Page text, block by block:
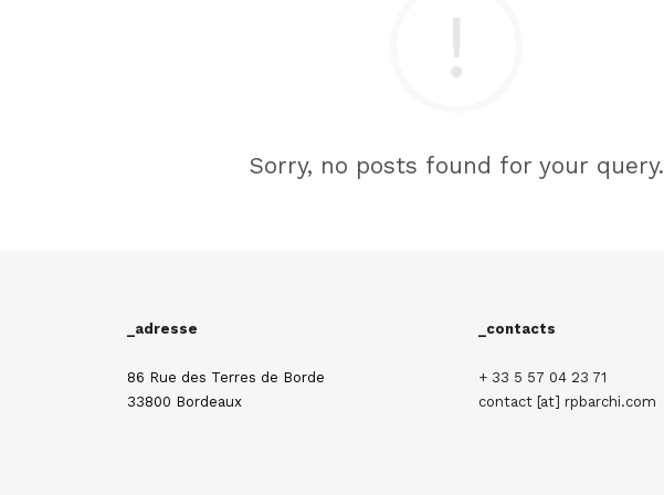
Sorry, no posts found for your query.
_adresse
86 Rue des Terres de Borde
33800 Bordeaux
_contacts
+ 33 5 57 04 23 71
contact [at] rpbarchi.com